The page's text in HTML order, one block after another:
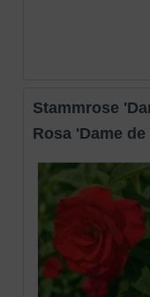
Stammrose
Rosa 'Dame